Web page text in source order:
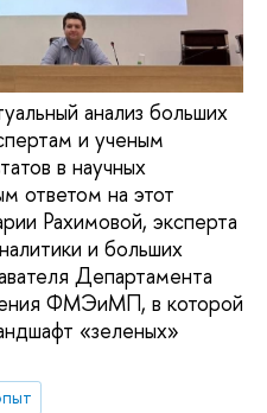
анализ больших
и ученым
в научных
ответом на этот
Рахимовой, эксперта
и больших
Департамента
ФМЭиМП, в которой
«зеленых»